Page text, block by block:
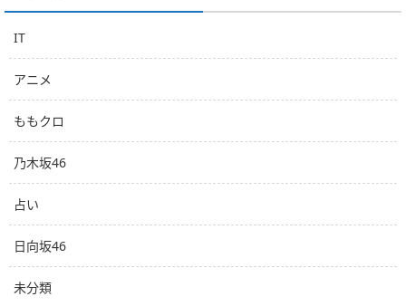
IT
アニメ
ももクロ
乃木坂46
占い
日向坂46
未分類